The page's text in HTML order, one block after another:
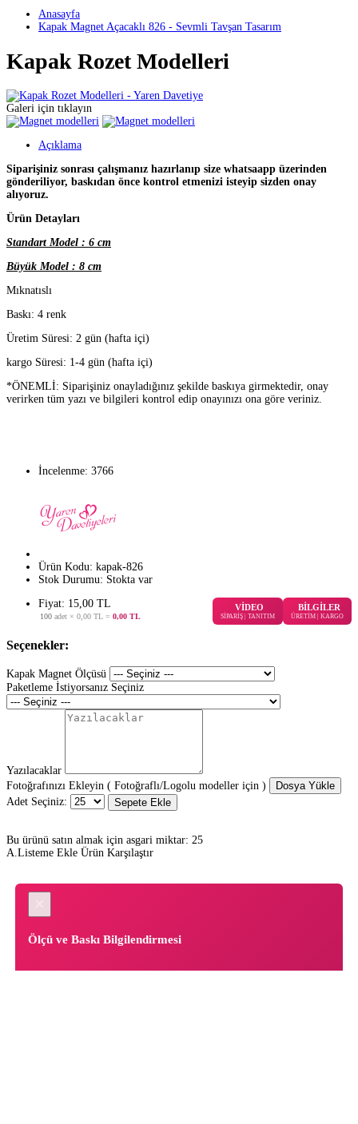
Anasayfa
Kapak Magnet Açacaklı 826 - Sevmli Tavşan Tasarım
Kapak Rozet Modelleri
Galeri için tıklayın
Açıklama
Siparişiniz sonrası çalışmanız hazırlanıp size whatsaapp üzerinden
gönderiliyor, baskıdan önce kontrol etmenizi isteyip sizden onay
alıyoruz.
Ürün Detayları
Standart Model : 6 cm
Büyük Model : 8 cm
Mıknatıslı
Baskı: 4 renk
Üretim Süresi: 2 gün (hafta içi)
kargo Süresi: 1-4 gün (hafta içi)
*ÖNEMLİ: Siparişiniz onayladığınız şekilde baskıya girmektedir, onay
verirken tüm yazı ve bilgileri kontrol edip onayınızı ona göre veriniz.
İncelenme: 3766
Ürün Kodu: kapak-826
Stok Durumu: Stokta var
Fiyat: 15,00 TL
100 adet × 0,00 TL = 0,00 TL
VİDEO
SİPARİŞ | TANITIM
BİLGİLER
ÜRETİM | KARGO
Seçenekler:
Kapak Magnet Ölçüsü
Paketleme İstiyorsanız Seçiniz
Yazılacaklar
Fotoğrafınızı Ekleyin ( Fotoğraflı/Logolu modeller için )
Dosya Yükle
Adet Seçiniz:
Sepete Ekle
Bu ürünü satın almak için asgari miktar: 25
A.Listeme Ekle Ürün Karşılaştır
Ölçü ve Baskı Bilgilendirmesi